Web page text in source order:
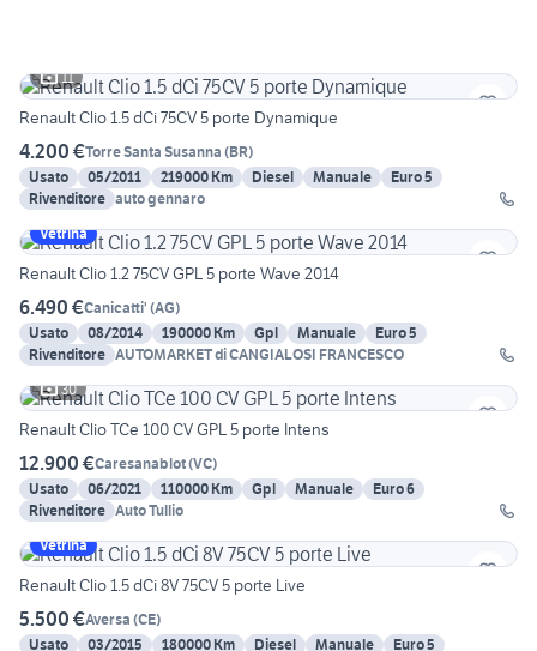
11
Renault Clio 1.5 dCi 75CV 5 porte Dynamique
4.200 €Torre Santa Susanna (BR)
Usato
05/2011 219000 Km Diesel Manuale
Euro 5
Rivenditore auto gennaro
Vetrina
Renault Clio 1.2 75CV GPL 5 porte Wave 2014
6.490 €Canicatti' (AG)
Usato
08/2014 190000 Km Gpl Manuale
Euro 5
Rivenditore AUTOMARKET di CANGIALOSI FRANCESCO
30
Renault Clio TCe 100 CV GPL 5 porte Intens
12.900 €Caresanablot(VC)
Usato
06/2021 110000 Km Gpl Manuale
Euro 6
Rivenditore Auto Tullio
Vetrina
Renault Clio 1.5 dCi 8V 75CV 5 porte Live
5.500 €Aversa (CE)
Usato
03/2015 180000 Km Diesel Manuale
Euro 5